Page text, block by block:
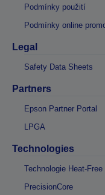
Podmínky použití
Podmínky online
Legal
Safety Data Sheets
Partners
Epson Partner Portal
LPGA
Technologies
Technologie Heat-Free
PrecisionCore